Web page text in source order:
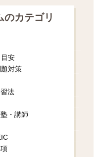
のカテゴリ
安
対策
法
・講師